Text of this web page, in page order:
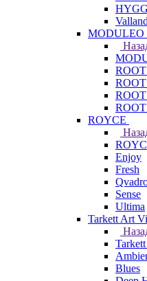
MODULEO
ROYCE
Enjoy
Fresh
Sense
Ultima
Tarkett Art
Blues